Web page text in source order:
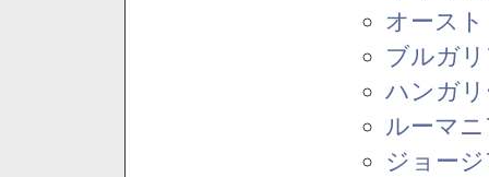
オース
ブルガ
ハンガ
ルーマ
ジョー